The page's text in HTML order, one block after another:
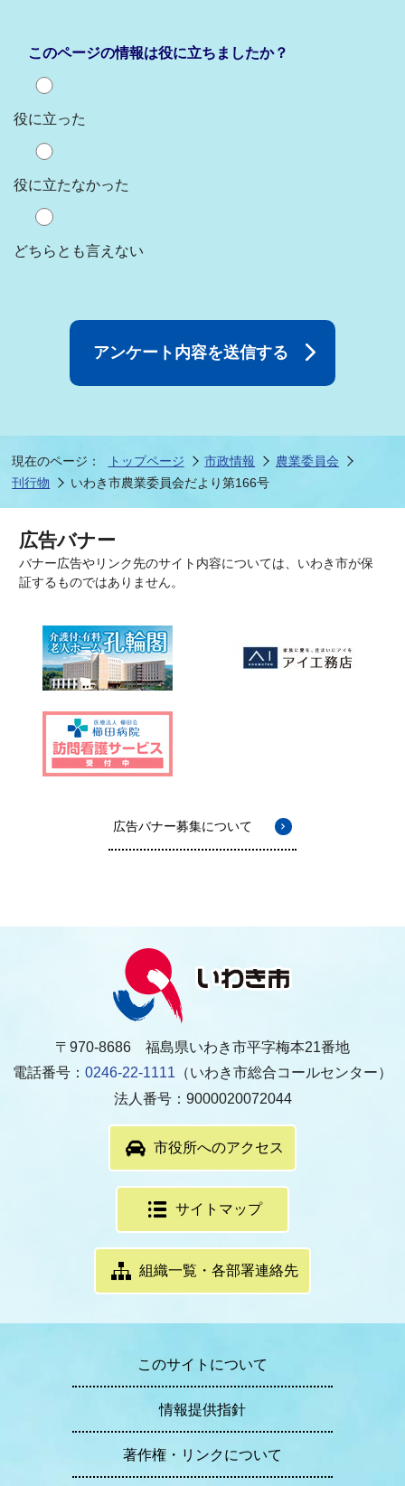
このページの情報は役に立ちましたか？
役に立った
役に立たなかった
どちらとも言えない
現在のページ： トップページ 市政情報
農業委員会
刊行物
いわき市農業委員会だより第166号
広告バナー
バナー広告やリンク先のサイト内容については、いわき市が保
証するものではありません。
広告バナー募集について
〒970-8686 福島県いわき市平字梅本21番地
電話番号： 0246-22-1111 （いわき市総合コールセンター）
法人番号：9000020072044
市役所へのアクセス
サイトマップ
組織一覧・各部署連絡先
このサイトについて
情報提供指針
著作権・リンクについて